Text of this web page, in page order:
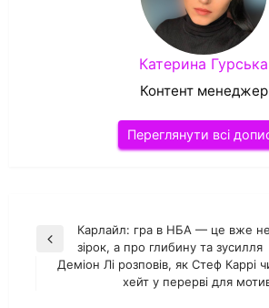
Катерина Гурська
Контент менеджер
Переглянути всі
Навігація
записів
Попередній
запис
Карлайл: гра в НБА — це вже
зірок, а про глибину та зусилля
Деміон Лі розповів, як Стеф Каррі
хейт у перерві для